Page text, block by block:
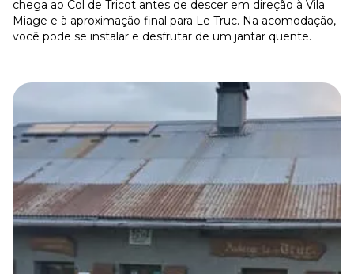
chega ao Col de Tricot antes de descer em direção à Vila
Miage e à aproximação final para Le Truc. Na acomodação,
você pode se instalar e desfrutar de um jantar quente.